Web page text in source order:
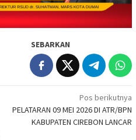
SEBARKAN
Pos berikutnya
PELATARAN 09 MEI 2026 DI ATR/BPN
KABUPATEN CIREBON LANCAR